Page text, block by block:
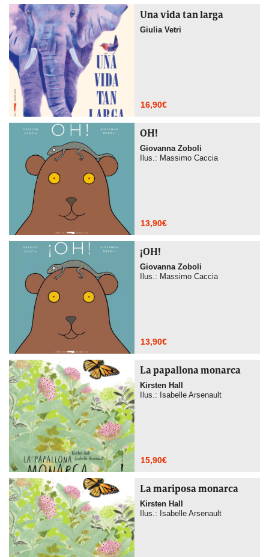
Una vida tan larga
Giulia Vetri
16,90€
OH!
Giovanna Zoboli
Ilus.: Massimo Caccia
13,90€
¡OH!
Giovanna Zoboli
Ilus.: Massimo Caccia
13,90€
La papallona monarca
Kirsten Hall
Ilus.: Isabelle Arsenault
15,90€
La mariposa monarca
Kirsten Hall
Ilus.: Isabelle Arsenault